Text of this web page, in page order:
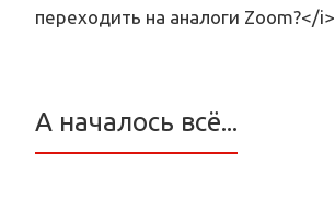
переходить на аналоги Zoom?</i>
А началось всё...